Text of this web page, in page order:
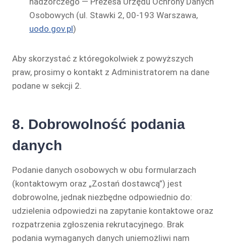
Osobowych (ul. Stawki 2, 00-193 Warszawa,
uodo.gov.pl)
Aby skorzystać z któregokolwiek z powyższych
praw, prosimy o kontakt z Administratorem na dane
podane w sekcji 2.
8. Dobrowolność podania
danych
Podanie danych osobowych w obu formularzach
(kontaktowym oraz „Zostań dostawcą”) jest
dobrowolne, jednak niezbędne odpowiednio do:
udzielenia odpowiedzi na zapytanie kontaktowe oraz
rozpatrzenia zgłoszenia rekrutacyjnego. Brak
podania wymaganych danych uniemożliwi nam